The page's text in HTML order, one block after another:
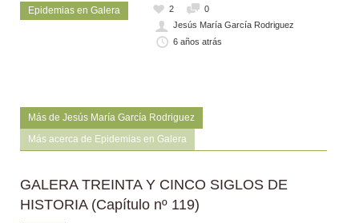
Epidemias en Galera 2
0
Jesús María García Rodriguez
6 años atrás
Más de Jesús María García Rodriguez
Más acerca de Epidemias en Galera
GALERA TREINTA Y CINCO SIGLOS DE
HISTORIA (Capítulo nº 119)